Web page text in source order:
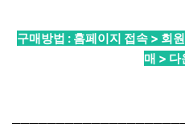
구매방법 : 홈페이지 접속 > 회
매 > 다